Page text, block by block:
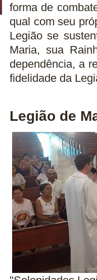
forma de
qual com seu
Legião se
Maria, sua
dependência, a
fidelidade da
Legião de